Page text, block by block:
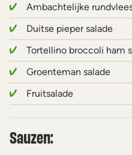
Ambachtelijke
Duitse pieper salade
Tortellino broccoli ham
Groenteman salade
Fruitsalade
Sauzen: